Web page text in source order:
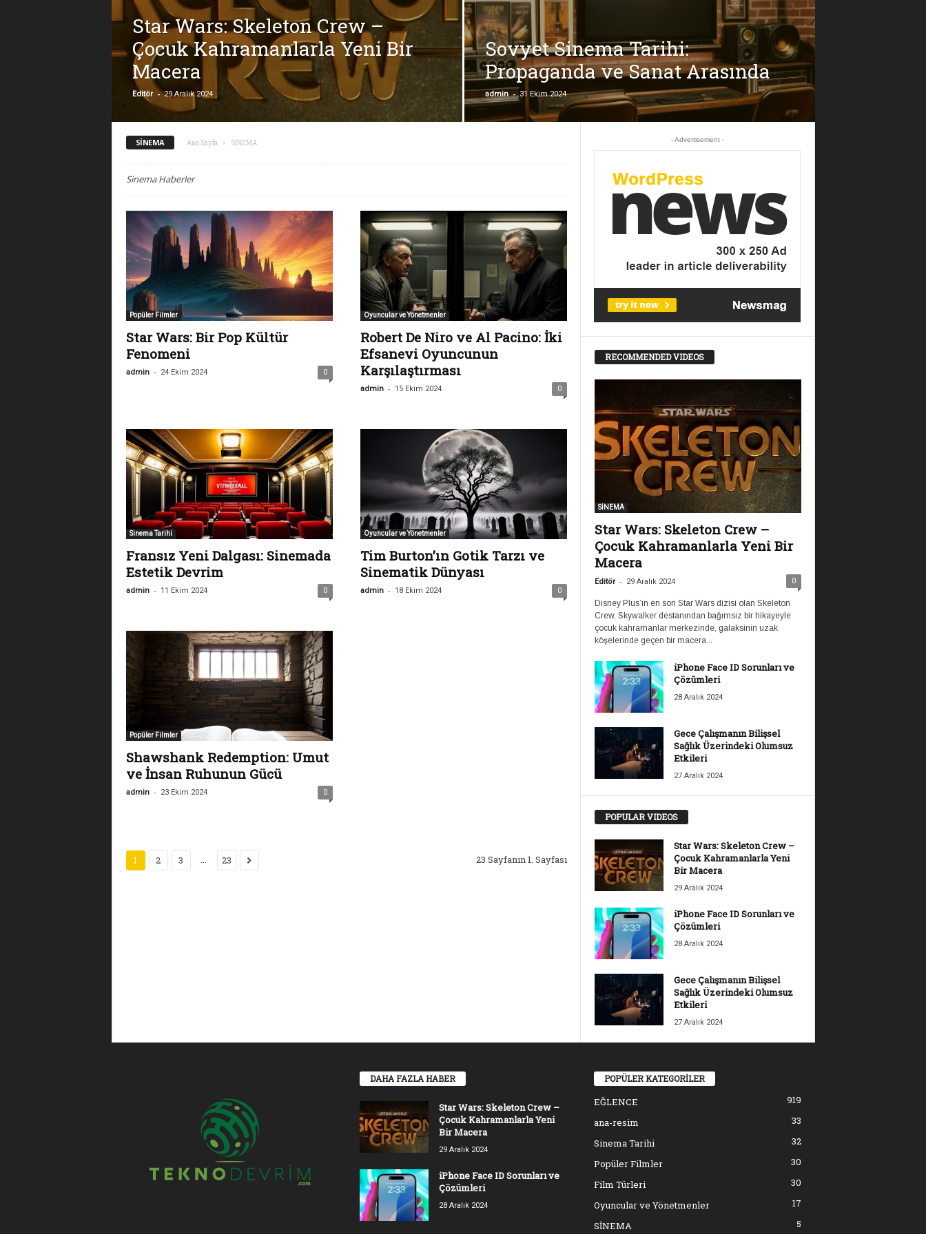
Star Wars: Skeleton Crew –
Çocuk Kahramanlarla Yeni Bir
Macera
Editör - 29 Aralık 2024
Sovyet Sinema Tarihi:
Propaganda ve Sanat Arasında
admin - 31 Ekim 2024
SİNEMA Ana Sayfa SİNEMA
Sinema Haberler
Popüler Filmler
Star Wars: Bir Pop Kültür
Fenomeni
admin - 24 Ekim 2024 0
Oyuncular ve Yönetmenler
Robert De Niro ve Al Pacino: İki
Efsanevi Oyuncunun
Karşılaştırması
admin - 15 Ekim 2024 0
Sinema Tarihi
Fransız Yeni Dalgası: Sinemada
Estetik Devrim
admin - 11 Ekim 2024 0
Oyuncular ve Yönetmenler
Tim Burton’ın Gotik Tarzı ve
Sinematik Dünyası
admin - 18 Ekim 2024 0
Popüler Filmler
Shawshank Redemption: Umut
ve İnsan Ruhunun Gücü
admin - 23 Ekim 2024 0
1 2 3 ... 23 23 Sayfanın 1. Sayfası
- Advertisement -
RECOMMENDED VIDEOS
SİNEMA
Star Wars: Skeleton Crew –
Çocuk Kahramanlarla Yeni Bir
Macera
Editör - 29 Aralık 2024 0
Disney Plus’ın en son Star Wars dizisi olan Skeleton
Crew, Skywalker destanından bağımsız bir hikayeyle
çocuk kahramanlar merkezinde, galaksinin uzak
köşelerinde geçen bir macera...
iPhone Face ID Sorunları ve
Çözümleri
28 Aralık 2024
Gece Çalışmanın Bilişsel
Sağlık Üzerindeki Olumsuz
Etkileri
27 Aralık 2024
POPULAR VIDEOS
Star Wars: Skeleton Crew –
Çocuk Kahramanlarla Yeni
Bir Macera
29 Aralık 2024
iPhone Face ID Sorunları ve
Çözümleri
28 Aralık 2024
Gece Çalışmanın Bilişsel
Sağlık Üzerindeki Olumsuz
Etkileri
27 Aralık 2024
DAHA FAZLA HABER
Star Wars: Skeleton Crew –
Çocuk Kahramanlarla Yeni
Bir Macera
29 Aralık 2024
iPhone Face ID Sorunları ve
Çözümleri
28 Aralık 2024
POPÜLER KATEGORİLER
EĞLENCE
919
ana-resim
33
Sinema Tarihi
32
Popüler Filmler
30
Film Türleri
30
Oyuncular ve Yönetmenler
17
SİNEMA
5